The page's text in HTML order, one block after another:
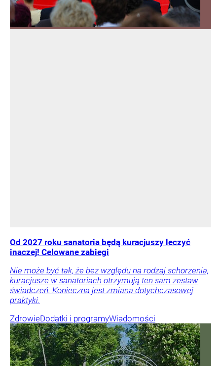
Od 2027 roku sanatoria będą kuracjuszy leczyć
inaczej! Celowane zabiegi
Nie może być tak, że bez względu na rodzaj schorzenia,
kuracjusze w sanatoriach otrzymują ten sam zestaw
świadczeń. Konieczna jest zmiana dotychczasowej
praktyki.
ZdrowieDodatki i programyWiadomości